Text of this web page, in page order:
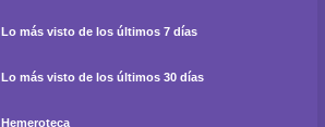
Lo más visto de los últimos 7 días
Lo más visto de los últimos 30 días
Hemeroteca